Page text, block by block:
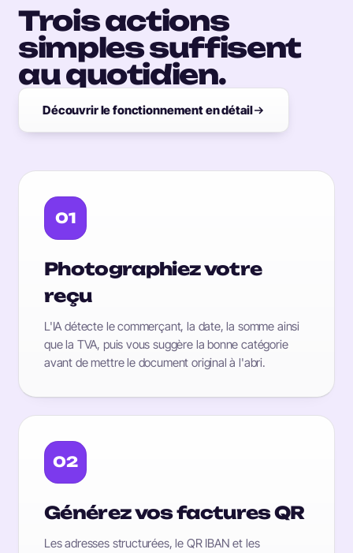
Trois actions
simples suffisent
au quotidien.
Découvrir le fonctionnement en détail
01
Photographiez votre
reçu
L'IA détecte le commerçant, la date, la somme ainsi
que la TVA, puis vous suggère la bonne catégorie
avant de mettre le document original à l'abri.
02
Générez vos factures QR
Les adresses structurées, le QR IBAN et les